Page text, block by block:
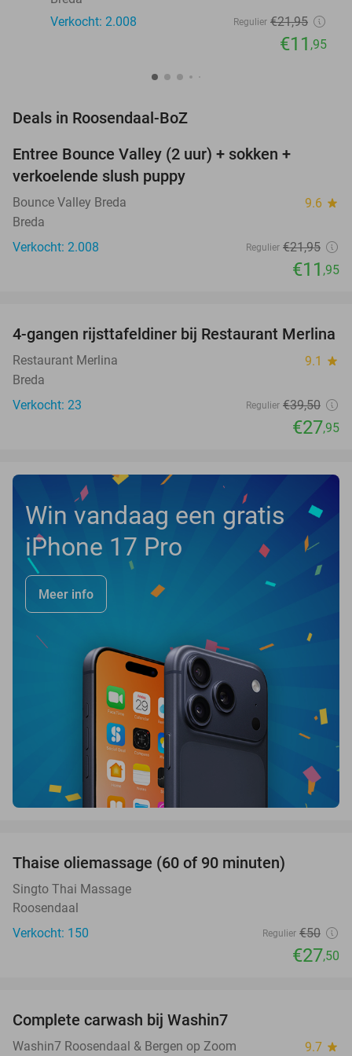
Verkocht: 2.008
Regulier €21,95
€11 ,95
Deals in Roosendaal-BoZ
Entree Bounce Valley (2 uur) + sokken +
verkoelende slush puppy
Bounce Valley Breda 9.6 star
Breda
Verkocht: 2.008
Regulier €21,95
€11 ,95
29%
NEW
TODAY
4-gangen rijsttafeldiner bij Restaurant Merlina
Restaurant Merlina 9.1 star
Breda
Verkocht: 23
Regulier €39,50
€27,95
Win vandaag een gratis
iPhone 17 Pro
Meer info
OUT
Thaise oliemassage (60 of 90 minuten)
Singto Thai Massage
Roosendaal
Verkocht: 150
Regulier €50
€27,50
Complete carwash bij Washin7
Washin7 Roosendaal & Bergen op Zoom 9.7 star